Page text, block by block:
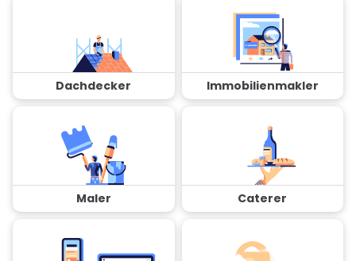
Dachdecker Immobilienmakler
Maler Caterer